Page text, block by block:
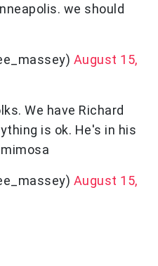
we should
August 15,
We have Richard
is ok. He's in his
August 15,